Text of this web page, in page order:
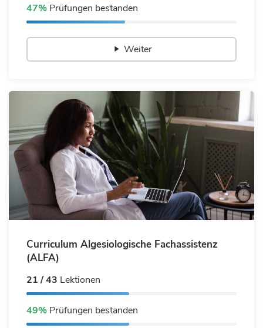
47% Prüfungen bestanden
Weiter
Curriculum Algesiologische Fachassistenz
(ALFA)
21 / 43 Lektionen
49% Prüfungen bestanden